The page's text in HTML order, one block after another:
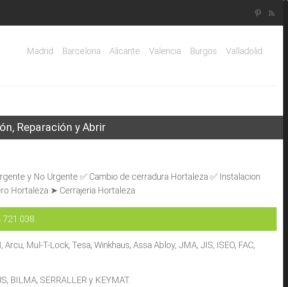
Madrid Barcelona Alicante Valencia Burgos Valladolid
Reparación y Abrir
y No Urgente ✅ Cambio de cerradura Hortaleza ✅ Instalacion
Hortaleza ➤ Cerrajeria Hortaleza
721 038
Mul-T-Lock, Tesa, Winkhaus, Assa Abloy, JMA, JIS, ISEO, FAC,
BILMA, SERRALLER y KEYMAT.